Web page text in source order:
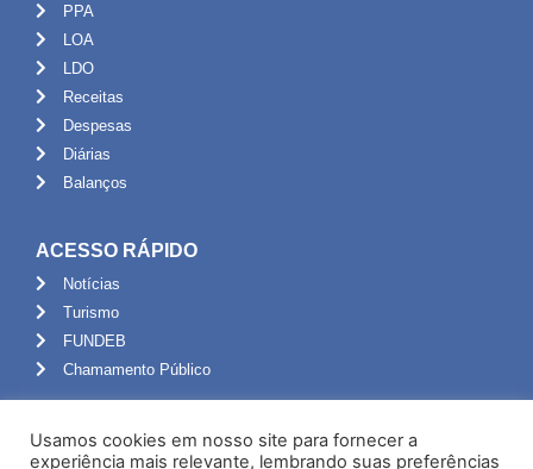
PPA
LOA
LDO
Receitas
Despesas
Diárias
Balanços
ACESSO RÁPIDO
Notícias
Turismo
FUNDEB
Chamamento Público
Portal do Servidor
Usamos cookies em nosso site para fornecer a
experiência mais relevante, lembrando suas preferências